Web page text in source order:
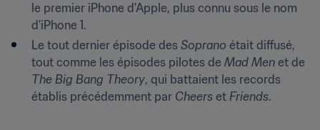
le premier iPhone d'Apple, plus connu sous le nom
d'iPhone 1.
Le tout dernier épisode des Soprano était diffusé,
tout comme les épisodes pilotes de Mad Men
The Big Bang Theory, qui battaient les records
établis précédemment par Cheers et Friends.